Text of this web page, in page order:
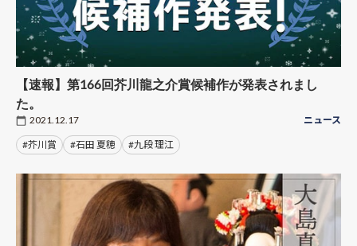
【速報】第166回芥川龍之介賞候補作が発表されまし
た。
2021.12.17 ニュース
#芥川賞 #石田 夏穂 #九段 理江